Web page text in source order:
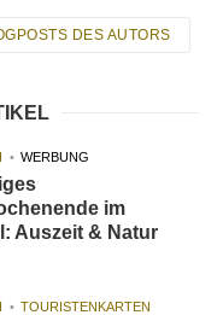
DES AUTORS
WERBUNG
im
Auszeit & Natur
TOURISTENKARTEN